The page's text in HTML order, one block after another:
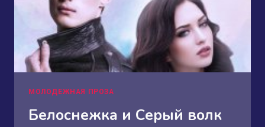
МОЛОДЕЖНАЯ ПРОЗА
Белоснежка и Серый волк